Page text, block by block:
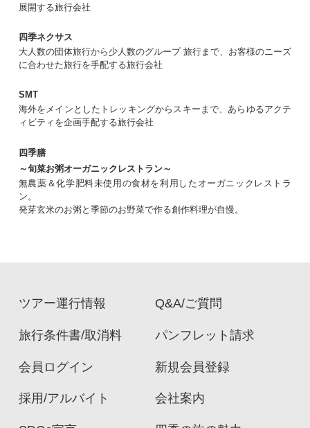
展開する旅行会社
四季ネクサス
大人数の団体旅行から少人数のグループ 旅行まで、お客様のニーズ
に合わせた旅行を手配する旅行会社
SMT
海外をメインとしたトレッキングからスキーまで、あらゆるアクテ
ィビティを企画手配する旅行会社
四季膳
～旬菜お粥オーガニックレストラン～
無農薬＆化学肥料未使用の食材を利用したオーガニックレストラ
ン。
発芽玄米のお粥と季節のお野菜で作る創作料理が自慢。
ツアー運行情報 Q&A/ご質問
旅行条件書/取消料 パンフレット請求
会員ログイン 新規会員登録
採用/アルバイト 会社案内